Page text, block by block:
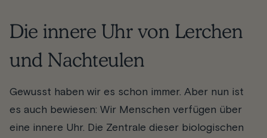
Die innere Uhr von Lerchen
und Nachteulen
Gewusst haben wir es schon immer. Aber nun ist
es auch bewiesen: Wir Menschen verfügen über
eine innere Uhr. Die Zentrale dieser biologischen